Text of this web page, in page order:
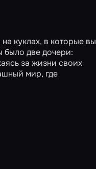
куклах, в которые вы
было две дочери:
за жизни своих
мир, где